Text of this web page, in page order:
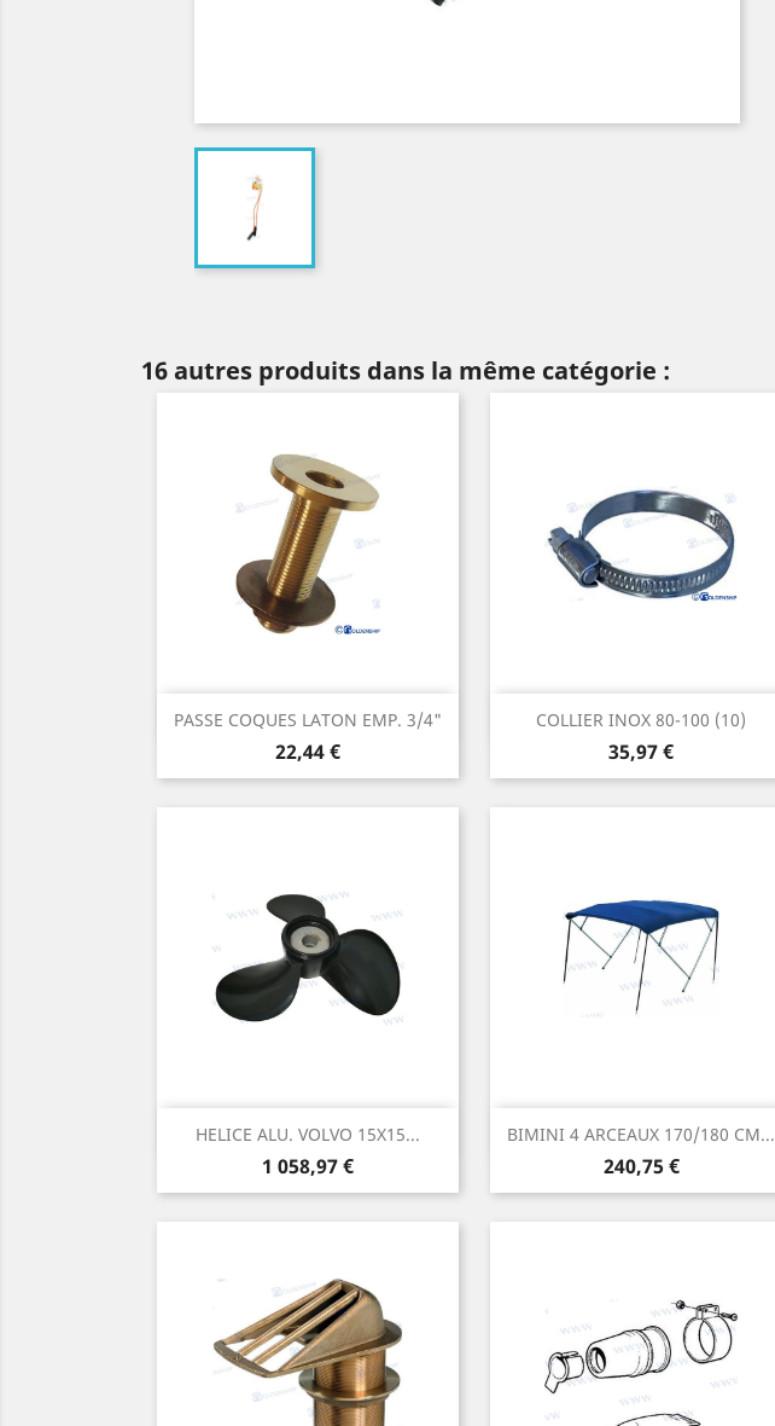
16 autres produits dans la même catégorie :
PASSE COQUES LATON EMP. 3/4"
Prix
22,44 €
Aperçu rapide COLLIER INOX 80-100 (10)
Prix
35,97 €
Aperçu rapide
HELICE ALU. VOLVO 15X15...
Prix
1 058,97 €
 Aperçu rapide BIMINI 4 ARCEAUX 170/180 CM...
Prix
240,75 €
Aperçu rapide